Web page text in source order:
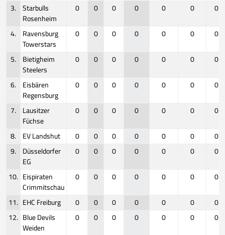
3. Starbulls
Rosenheim
0 0 0 0 0 0
0
4. Ravensburg
Towerstars
0 0 0 0 0 0
0
5. Bietigheim
Steelers
0 0 0 0 0 0
0
6. Eisbären
Regensburg
0 0 0 0 0 0
0
7. Lausitzer
Füchse
0 0 0 0 0 0
0
8. EV Landshut 0 0 0 0 0 0
0
9. Düsseldorfer
EG
0 0 0 0 0 0
0
10. Eispiraten
Crimmitschau
0 0 0 0 0 0
0
11. EHC Freiburg 0 0 0 0 0 0
0
12. Blue Devils
Weiden
0 0 0 0 0 0
0